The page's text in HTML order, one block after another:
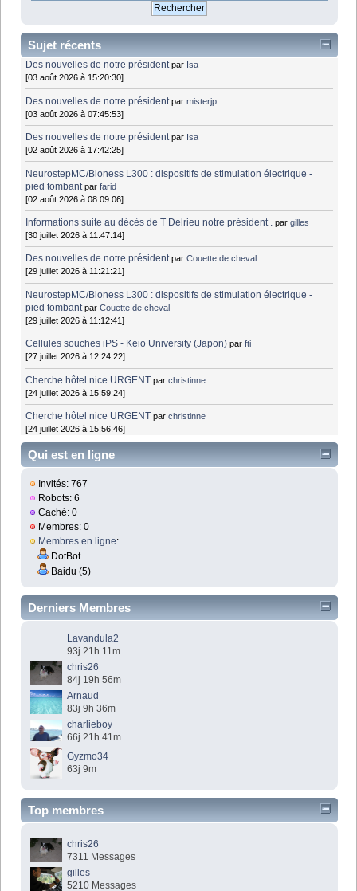
Sujet récents
Des nouvelles de notre président par Isa
[03 août 2026 à 15:20:30]
Des nouvelles de notre président parmisterjp
[03 août 2026 à 07:45:53]
Des nouvelles de notre président par Isa
[02 août 2026 à 17:42:25]
NeurostepMC/Bioness L300 : dispositifs de stimulation électrique -
pied tombant parfarid
[02 août 2026 à 08:09:06]
Informations suite au décès de T Delrieu notre président . pargilles
[30 juillet 2026 à 11:47:14]
Des nouvelles de notre président parCouette de cheval
[29 juillet 2026 à 11:21:21]
NeurostepMC/Bioness L300 : dispositifs de stimulation électrique -
pied tombant parCouette de cheval
[29 juillet 2026 à 11:12:41]
Cellules souches iPS - Keio University (Japon) parfti
[27 juillet 2026 à 12:24:22]
Cherche hôtel nice URGENT parchristinne
[24 juillet 2026 à 15:59:24]
Cherche hôtel nice URGENT parchristinne
[24 juillet 2026 à 15:56:46]
Qui est en ligne
Invités: 767
Robots: 6
Caché: 0
Membres: 0
Membres en ligne:
DotBot
Baidu (5)
Derniers Membres
Lavandula2
93j 21h 11m
chris26
84j 19h 56m
Arnaud
83j 9h 36m
charlieboy
66j 21h 41m
Gyzmo34
63j 9m
Top membres
chris26
7311 Messages
gilles
5210 Messages